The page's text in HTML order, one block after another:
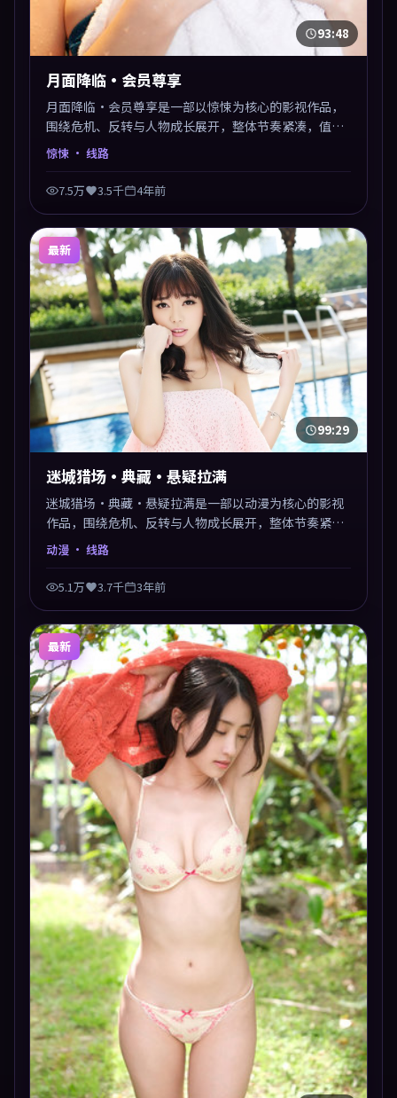
93:48
月面降临·会员尊享
月面降临·会员尊享是一部以惊悚为核心的影视作品，
围绕危机、反转与人物成长展开，整体节奏紧凑，值得
推荐观看。
惊悚 · 线路
7.5万 3.5千 4年前
最新
99:29
迷城猎场·典藏·悬疑拉满
迷城猎场·典藏·悬疑拉满是一部以动漫为核心的影视
作品，围绕危机、反转与人物成长展开，整体节奏紧
凑，值得推荐观看。
动漫 · 线路
5.1万 3.7千 3年前
最新